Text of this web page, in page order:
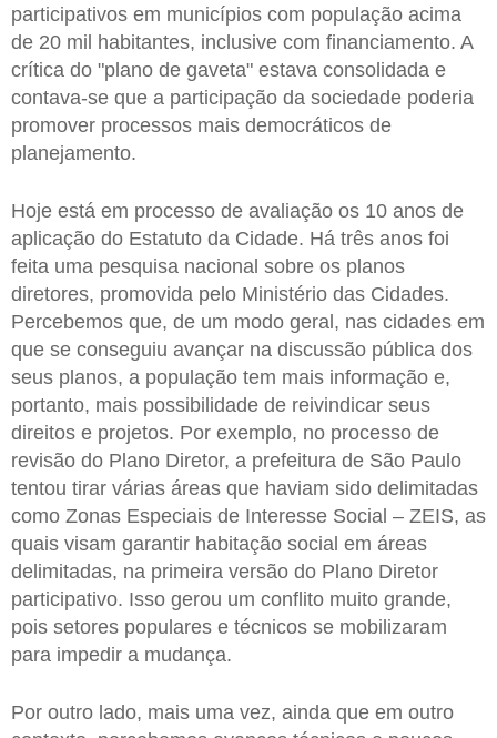
participativos em municípios com população acima
de 20 mil habitantes, inclusive com financiamento. A
crítica do "plano de gaveta" estava consolidada e
contava-se que a participação da sociedade poderia
promover processos mais democráticos de
planejamento.
Hoje está em processo de avaliação os 10 anos de
aplicação do Estatuto da Cidade. Há três anos foi
feita uma pesquisa nacional sobre os planos
diretores, promovida pelo Ministério das Cidades.
Percebemos que, de um modo geral, nas cidades em
que se conseguiu avançar na discussão pública dos
seus planos, a população tem mais informação e,
portanto, mais possibilidade de reivindicar seus
direitos e projetos. Por exemplo, no processo de
revisão do Plano Diretor, a prefeitura de São Paulo
tentou tirar várias áreas que haviam sido delimitadas
como Zonas Especiais de Interesse Social – ZEIS, as
quais visam garantir habitação social em áreas
delimitadas, na primeira versão do Plano Diretor
participativo. Isso gerou um conflito muito grande,
pois setores populares e técnicos se mobilizaram
para impedir a mudança.
Por outro lado, mais uma vez, ainda que em outro